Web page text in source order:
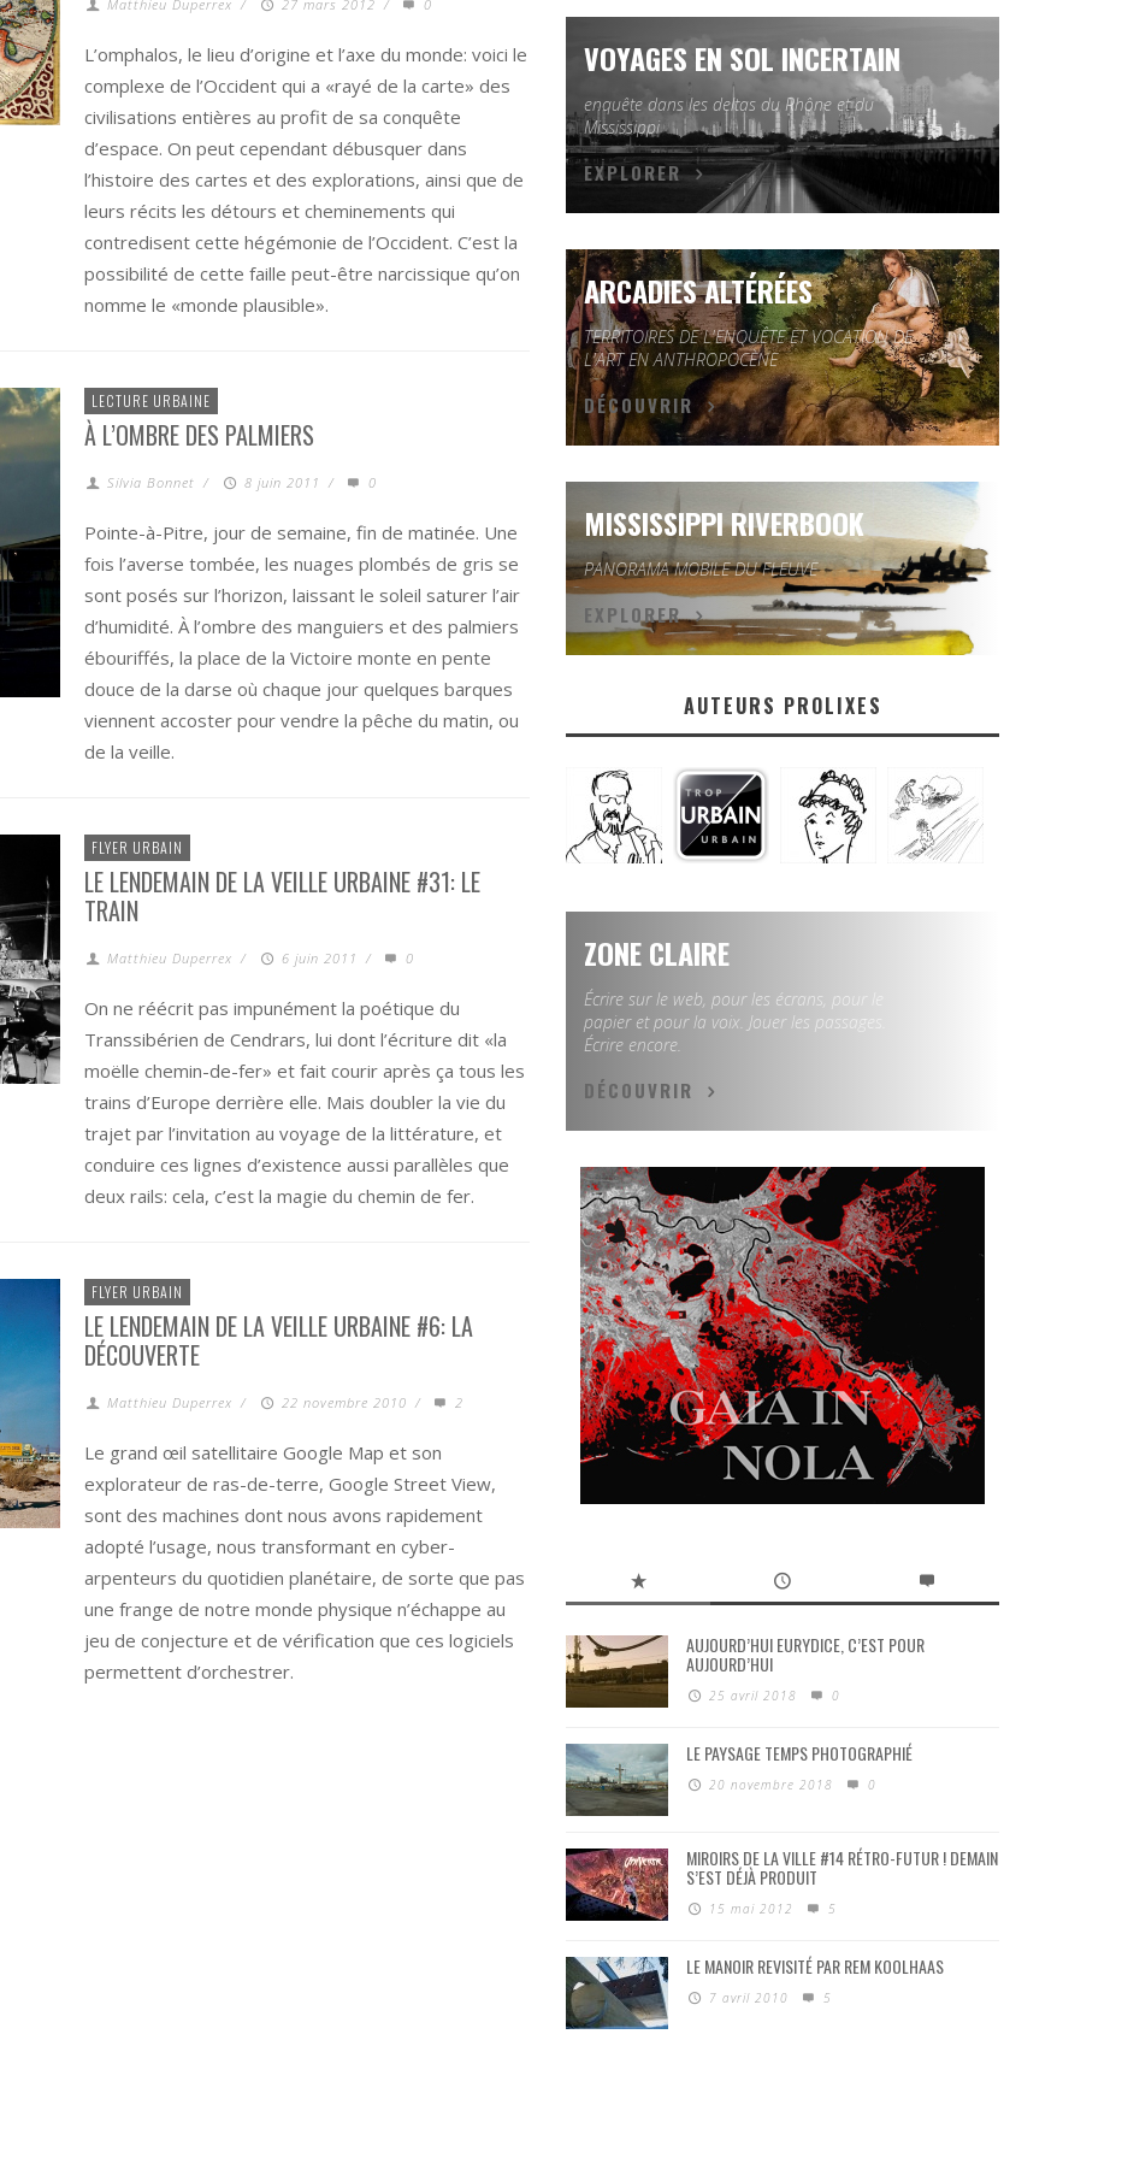
Matthieu Duperrex / 27 mars 2012 / 0
L’omphalos, le lieu d’origine et l’axe du monde: voici le
complexe de l’Occident qui a «rayé de la carte» des
civilisations entières au profit de sa conquête
d’espace. On peut cependant débusquer dans
l’histoire des cartes et des explorations, ainsi que de
leurs récits les détours et cheminements qui
contredisent cette hégémonie de l’Occident. C’est la
possibilité de cette faille peut-être narcissique qu’on
nomme le «monde plausible».
LECTURE URBAINE
À L’OMBRE DES PALMIERS
Silvia Bonnet / 8 juin 2011 / 0
Pointe-à-Pitre, jour de semaine, fin de matinée. Une
fois l’averse tombée, les nuages plombés de gris se
sont posés sur l’horizon, laissant le soleil saturer l’air
d’humidité. À l’ombre des manguiers et des palmiers
ébouriffés, la place de la Victoire monte en pente
douce de la darse où chaque jour quelques barques
viennent accoster pour vendre la pêche du matin, ou
de la veille.
FLYER URBAIN
LE LENDEMAIN DE LA VEILLE URBAINE #31: LE
TRAIN
Matthieu Duperrex / 6 juin 2011 / 0
On ne réécrit pas impunément la poétique du
Transsibérien de Cendrars, lui dont l’écriture dit «la
moëlle chemin-de-fer» et fait courir après ça tous les
trains d’Europe derrière elle. Mais doubler la vie du
trajet par l’invitation au voyage de la littérature, et
conduire ces lignes d’existence aussi parallèles que
deux rails: cela, c’est la magie du chemin de fer.
FLYER URBAIN
LE LENDEMAIN DE LA VEILLE URBAINE #6: LA
DÉCOUVERTE
Matthieu Duperrex / 22 novembre 2010 / 2
Le grand œil satellitaire Google Map et son
explorateur de ras-de-terre, Google Street View,
sont des machines dont nous avons rapidement
adopté l’usage, nous transformant en cyber-
arpenteurs du quotidien planétaire, de sorte que pas
une frange de notre monde physique n’échappe au
jeu de conjecture et de vérification que ces logiciels
permettent d’orchestrer.
VOYAGES EN SOL INCERTAIN
enquête dans les deltas du Rhône et du
Mississippi
EXPLORER
ARCADIES ALTÉRÉES
TERRITOIRES DE L'ENQUÊTE ET VOCATION DE
L'ART EN ANTHROPOCÈNE
DÉCOUVRIR
MISSISSIPPI RIVERBOOK
PANORAMA MOBILE DU FLEUVE
EXPLORER
AUTEURS PROLIXES
ZONE CLAIRE
Écrire sur le web, pour les écrans, pour le
papier et pour la voix. Jouer les passages.
Écrire encore.
DÉCOUVRIR
AUJOURD’HUI EURYDICE, C’EST POUR
AUJOURD’HUI
25 avril 2018 0
LE PAYSAGE TEMPS PHOTOGRAPHIÉ
20 novembre 2018 0
MIROIRS DE LA VILLE #14 RÉTRO-FUTUR ! DEMAIN
S’EST DÉJÀ PRODUIT
15 mai 2012 5
LE MANOIR REVISITÉ PAR REM KOOLHAAS
7 avril 2010 5